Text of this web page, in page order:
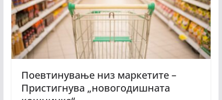
Поевтинување низ маркетите –
Пристигнува „новогодишната